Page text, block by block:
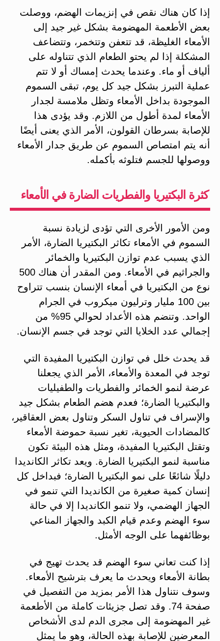
إذا كان هناك نقص في إنزيمات الهضم، ووصلت
بعض الأطعمة المهضومة بشكل غير جيد إلى
الأمعاء الغليظة، قد تتعفن وتتخمر، وتتضاعف
المشكلة إذا لم يحتو الطعام الذي تتناوله على
ألياف أو ماء. وعندما يحدث إمساك أو لا تتم
عملية التبرز بشكل جيد كل يوم، تبقى السموم
الموجودة بداخل الأمعاء وتظل ملامسة لجدار
الأمعاء لمدة أطول من اللازم. وقد يؤدى هذا
للإصابة بسرطان القولون، الأمر الذي يعنى أيضًا
أنه يتم امتصاص السموم عن طريق جدار الأمعاء
ووصولها للجسم فتلوثه بأكمله.
كثرة البكتيريا والفطريات الضارة في الأمعاء
ومن الأمور الأخرى التي تؤدى لزيادة نسبة
السموم في الأمعاء تكاثر البكتيريا الضارة، الأمر
الذي يسبب عدم توازن البكتيريا والخمائر
والجراثيم في الأمعاء. ومن المقدر أن هناك 500
نوع من البكتيريا في أمعاء الإنسان بنسب تتراوح
بين 100 مليار وترليون ميكروب في الجرام
الواحد. وتنضم هذه الأعداد لحوالي 95% من
إجمالي عدد الخلايا التي توجد في جسم الإنسان.
قد يحدث خلل في توازن البكتيريا المفيدة التي
توجد في المعدة والأمعاء، الأمر الذي يجعلنا
عرضة لنمو الخمائر والفطريات والطفيليات
والبكتيريا الضارة؛ فعدم هضم الطعام بشكل جيد
والإسراف في تناول السكر وتناول بعض العقاقير،
كالمضادات الحيوية، تغير نسبة حموضة الأمعاء
وتقتل البكتيريا المفيدة، ومثل هذه البيئة تكون
مناسبة لنمو البكتيريا الضارة. ويعد تكاثر الكانديدا
دليلًا شائعًا على نمو البكتيريا الضارة؛ فبداخل كل
إنسان كمية صغيرة من الكانديدا التي تنمو في
الجهاز الهضمي، ولا تنمو الكانديدا إلا في حالة
سوء الهضم وعدم قيام الكبد والجهاز المناعي
بوظائفهما على الوجه الأمثل.
إذا كنت تعاني سوء الهضم قد يحدث تهيج في
بطانة الأمعاء ويحدث ما يعرف بترشيح الأمعاء.
وسوف نتناول هذا الأمر بمزيد من التفصيل في
صفحة 74. وقد تصل جزيئات كاملة من الأطعمة
غير المهضومة إلى مجرى الدم لدى الأشخاص
المعرضين للإصابة بهذه الحالة، وهو ما يمثل